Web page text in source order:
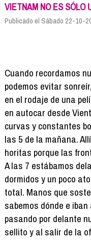
Info viajeros
VIETNAM NO ES SÓLO
Publicado el Sábado 22-10-
Cuando recordamos
podemos evitar
en el rodaje de una
en autocar desde
curvas y constantes
las 5 de la mañana.
horitas porque las
A las 7 estábamos
dormidos y un poco
total. Manos que
sabemos dónde e
pasando por delante
sellito y al salir de la